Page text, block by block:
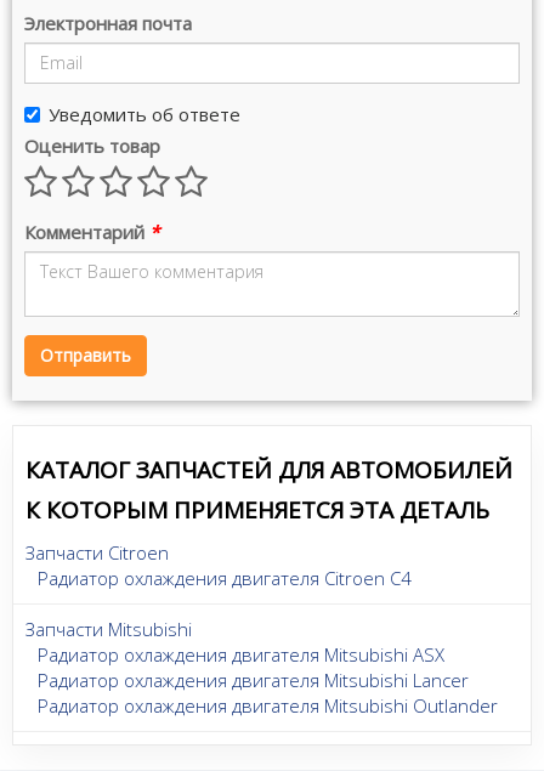
Электронная почта
Уведомить об ответе
Оценить товар
Комментарий *
Отправить
КАТАЛОГ ЗАПЧАСТЕЙ ДЛЯ АВТОМОБИЛЕЙ
К КОТОРЫМ ПРИМЕНЯЕТСЯ ЭТА ДЕТАЛЬ
Запчасти Citroen
Радиатор охлаждения двигателя Citroen C4
Запчасти Mitsubishi
Радиатор охлаждения двигателя Mitsubishi ASX
Радиатор охлаждения двигателя Mitsubishi Lancer
Радиатор охлаждения двигателя Mitsubishi Outlander